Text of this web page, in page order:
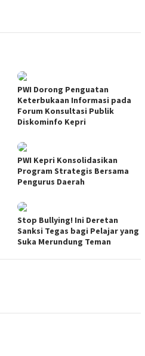
PWI Dorong Penguatan
Keterbukaan Informasi pada
Forum Konsultasi Publik
Diskominfo Kepri
PWI Kepri Konsolidasikan
Program Strategis Bersama
Pengurus Daerah
Stop Bullying! Ini Deretan
Sanksi Tegas bagi Pelajar yang
Suka Merundung Teman